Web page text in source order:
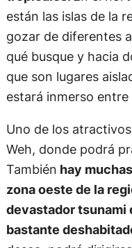
están las islas de la
gozar de diferentes
qué busque y hacia
que son lugares
estará inmerso entre
Uno de los
Weh, donde podrá
También hay
zona oeste de la
devastador tsunami
bastante